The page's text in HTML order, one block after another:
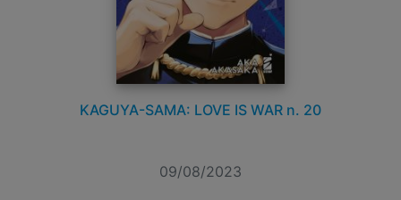
KAGUYA-SAMA: LOVE IS WAR n. 20
09/08/2023